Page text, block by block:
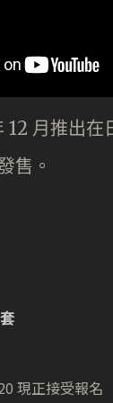
12 月推出
售。
現正接受報名